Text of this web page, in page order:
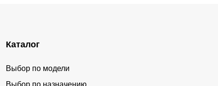
Каталог
Выбор по модели